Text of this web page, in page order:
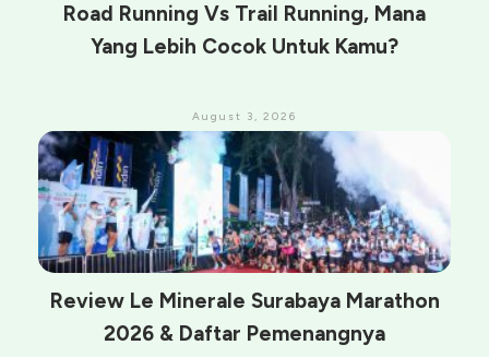
Road Running Vs Trail Running, Mana
Yang Lebih Cocok Untuk Kamu?
August 3, 2026
Review Le Minerale Surabaya Marathon
2026 & Daftar Pemenangnya